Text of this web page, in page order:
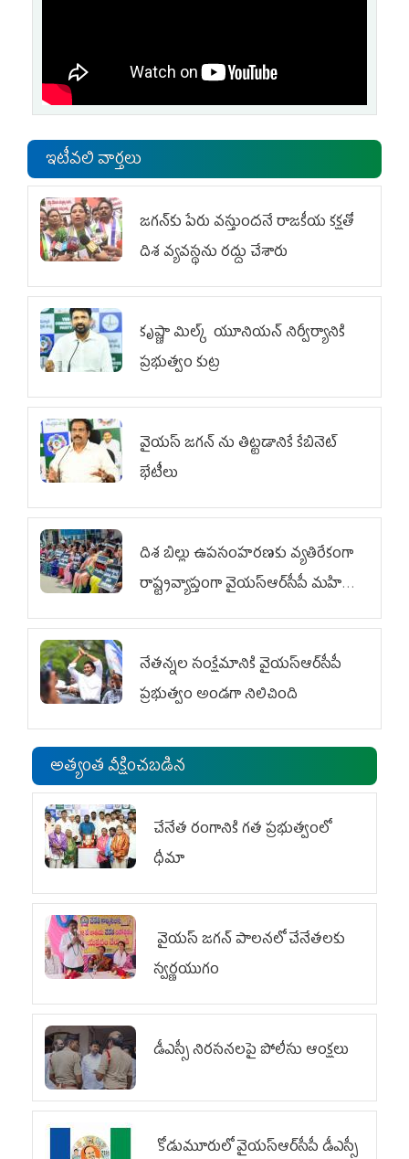
ఇటీవలి వార్తలు
జగన్‌కు పేరు వస్తుందనే రాజకీయ కక్షతో
దిశ వ్య‌వ‌స్థ‌ను రద్దు చేశారు
కృష్ణా మిల్క్‌ యూనియన్‌ నిర్వీర్యానికి
ప్రభుత్వం కుట్ర
వైయ‌స్ జగన్‌ ను తిట్టడానికే కేబినెట్‌
భేటీలు
దిశ బిల్లు ఉపసంహరణకు వ్యతిరేకంగా
రాష్ట్రవ్యాప్తంగా వైయ‌స్ఆర్‌సీపీ మహిళా
విభాగం ఆందోళనలు
నేతన్నల సంక్షేమానికి వైయ‌స్ఆర్‌సీపీ
ప్రభుత్వం అండగా నిలిచింది
అత్యంత వీక్షించబడిన
చేనేత రంగానికి గత ప్రభుత్వంలో
ధీమా
వైయ‌స్ జగన్ పాలనలో చేనేతలకు
స్వర్ణయుగం
డీఎస్సీ నిరసనలపై పోలీసు ఆంక్షలు
కోడుమూరులో వైయ‌స్ఆర్‌సీపీ డీఎస్సీ